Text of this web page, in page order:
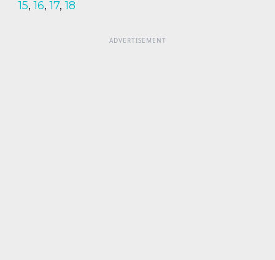
15,16,17,18